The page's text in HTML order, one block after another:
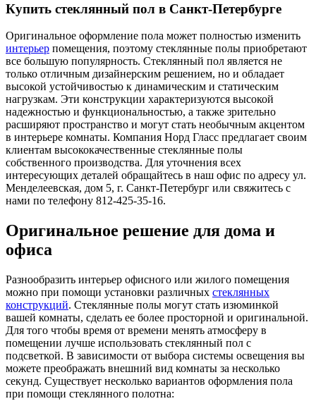
Купить стеклянный пол в Санкт-Петербурге
Оригинальное оформление пола может полностью изменить
интерьер помещения, поэтому стеклянные полы приобретают
все большую популярность. Стеклянный пол является не
только отличным дизайнерским решением, но и обладает
высокой устойчивостью к динамическим и статическим
нагрузкам. Эти конструкции характеризуются высокой
надежностью и функциональностью, а также зрительно
расширяют пространство и могут стать необычным акцентом
в интерьере комнаты. Компания Норд Гласс предлагает своим
клиентам высококачественные стеклянные полы
собственного производства. Для уточнения всех
интересующих деталей обращайтесь в наш офис по адресу ул.
Менделеевская, дом 5, г. Санкт-Петербург или свяжитесь с
нами по телефону 812-425-35-16.
Оригинальное решение для дома и
офиса
Разнообразить интерьер офисного или жилого помещения
можно при помощи установки различных стеклянных
конструкций. Стеклянные полы могут стать изюминкой
вашей комнаты, сделать ее более просторной и оригинальной.
Для того чтобы время от времени менять атмосферу в
помещении лучше использовать стеклянный пол с
подсветкой. В зависимости от выбора системы освещения вы
можете преображать внешний вид комнаты за несколько
секунд. Существует несколько вариантов оформления пола
при помощи стеклянного полотна: